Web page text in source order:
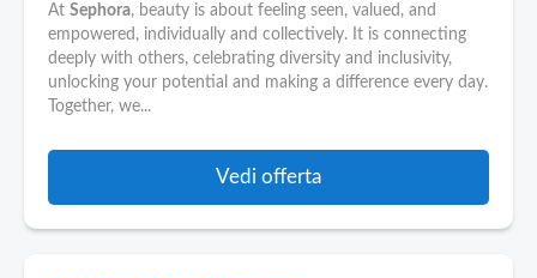
At Sephora, beauty is about feeling seen, valued, and
empowered, individually and collectively. It is connecting
deeply with others, celebrating diversity and inclusivity,
unlocking your potential and making a difference every day.
Together, we...
Vedi offerta